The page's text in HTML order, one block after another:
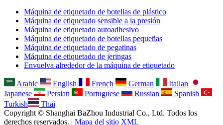
Máquina de etiquetado de botellas de plástico
Máquina de etiquetado sensible a la presión
Máquina de etiquetado autoadhesivo
Máquina de etiquetado de botellas pequeñas
Máquina de etiquetado de pegatinas
Máquina de etiquetado de jeringas
Envuelva alrededor de la máquina de etiquetado
Arabic English French German
Italian
Japanese
Persian Portuguese Russian
Spanish
Turkish
Thai
Copyright © Shanghai BaZhou Industrial Co., Ltd. Todos los
derechos reservados. | Mapa del sitio XML